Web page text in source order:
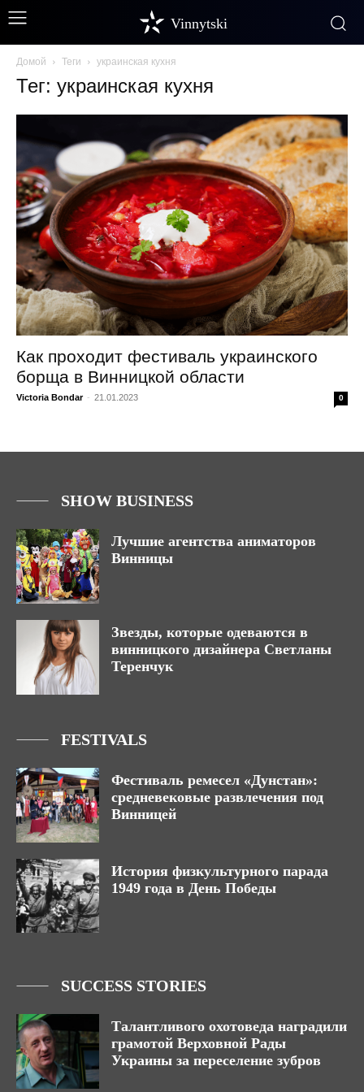
Vinnytski
Домой Теги украинская кухня
Тег: украинская кухня
Как проходит фестиваль украинского
борща в Винницкой области
Victoria Bondar - 21.01.2023 0
SHOW BUSINESS
Лучшие агентства аниматоров
Винницы
Звезды, которые одеваются в
винницкого дизайнера Светланы
Теренчук
FESTIVALS
Фестиваль ремесел «Дунстан»:
средневековые развлечения под
Винницей
История физкультурного парада
1949 года в День Победы
SUCCESS STORIES
Талантливого охотоведа наградили
грамотой Верховной Рады
Украины за переселение зубров